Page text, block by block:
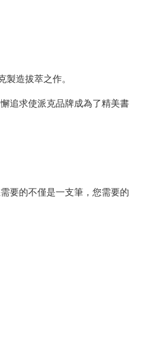
造拔萃之作。
追求使派克品牌成為了精美書
要的不僅是一支筆，您需要的